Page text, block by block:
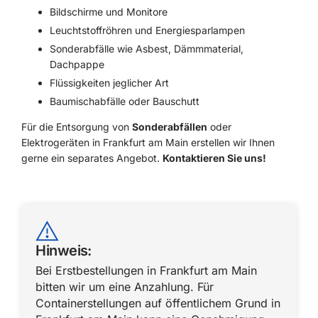
Bildschirme und Monitore
Leuchtstoffröhren und Energiesparlampen
Sonderabfälle wie Asbest, Dämmmaterial,
Dachpappe
Flüssigkeiten jeglicher Art
Baumischabfälle oder Bauschutt
Für die Entsorgung vonSonderabfällen oder
Elektrogeräten in Frankfurt am Main erstellen wir Ihnen
gerne ein separates Angebot. Kontaktieren Sie uns!
Hinweis:
Bei Erstbestellungen in Frankfurt am Main
bitten wir um eine Anzahlung. Für
Containerstellungen auf öffentlichem Grund in